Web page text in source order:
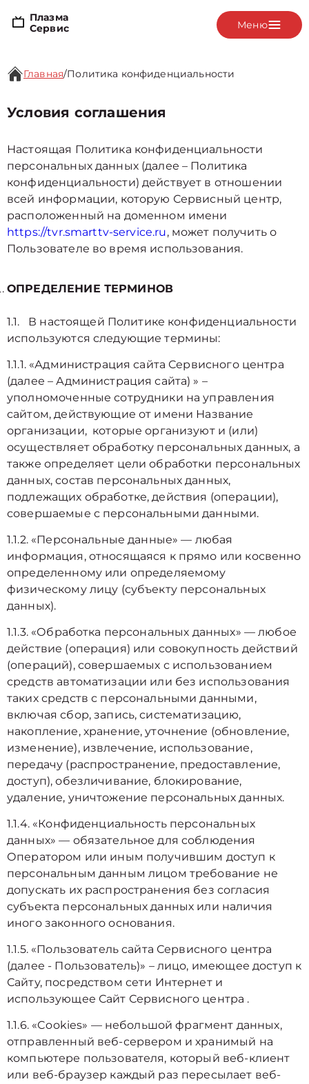
Плазма
Сервис
Меню
Главная/Политика конфиденциальности
Условия соглашения
Настоящая Политика конфиденциальности
персональных данных (далее – Политика
конфиденциальности) действует в отношении
всей информации, которую Сервисный центр,
расположенный на доменном имени
https://tvr.smarttv-service.ru, может получить о
Пользователе во время использования.
ОПРЕДЕЛЕНИЕ ТЕРМИНОВ
1.1. В настоящей Политике конфиденциальности
используются следующие термины:
1.1.1. «Администрация сайта Сервисного центра
(далее – Администрация сайта) » –
уполномоченные сотрудники на управления
сайтом, действующие от имени Название
организации, которые организуют и (или)
осуществляет обработку персональных данных, а
также определяет цели обработки персональных
данных, состав персональных данных,
подлежащих обработке, действия (операции),
совершаемые с персональными данными.
1.1.2. «Персональные данные» — любая
информация, относящаяся к прямо или косвенно
определенному или определяемому
физическому лицу (субъекту персональных
данных).
1.1.3. «Обработка персональных данных» — любое
действие (операция) или совокупность действий
(операций), совершаемых с использованием
средств автоматизации или без использования
таких средств с персональными данными,
включая сбор, запись, систематизацию,
накопление, хранение, уточнение (обновление,
изменение), извлечение, использование,
передачу (распространение, предоставление,
доступ), обезличивание, блокирование,
удаление, уничтожение персональных данных.
1.1.4. «Конфиденциальность персональных
данных» — обязательное для соблюдения
Оператором или иным получившим доступ к
персональным данным лицом требование не
допускать их распространения без согласия
субъекта персональных данных или наличия
иного законного основания.
1.1.5. «Пользователь сайта Сервисного центра
(далее ‑ Пользователь)» – лицо, имеющее доступ к
Сайту, посредством сети Интернет и
использующее Сайт Сервисного центра .
1.1.6. «Cookies» — небольшой фрагмент данных,
отправленный веб-сервером и хранимый на
компьютере пользователя, который веб-клиент
или веб-браузер каждый раз пересылает веб-